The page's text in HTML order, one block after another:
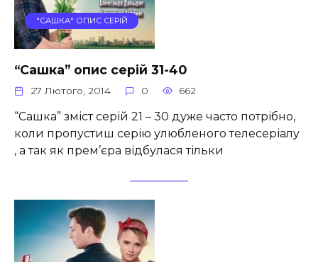
"САШКА" ОПИС СЕРІЙ
“Сашка” опис серій 31-40
27 Лютого, 2014 0 662
“Сашка” зміст серій 21 – 30 дуже часто потрібно,
коли пропустиш серію улюбленого телесеріалу
, а так як прем’єра відбулася тільки